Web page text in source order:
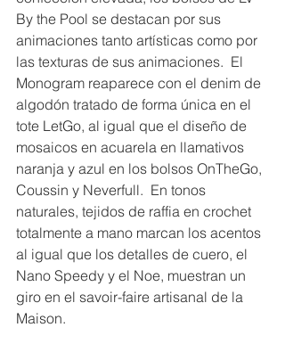
By the Pool se destacan por sus
animaciones tanto artísticas como por
las texturas de sus animaciones.  El
Monogram reaparece con el denim de
algodón tratado de forma única en el
tote LetGo, al igual que el diseño de
mosaicos en acuarela en llamativos
naranja y azul en los bolsos OnTheGo,
Coussin y Neverfull.  En tonos
naturales, tejidos de raffia en crochet
totalmente a mano marcan los acentos
al igual que los detalles de cuero, el
Nano Speedy y el Noe, muestran un
giro en el savoir-faire artisanal de la
Maison.